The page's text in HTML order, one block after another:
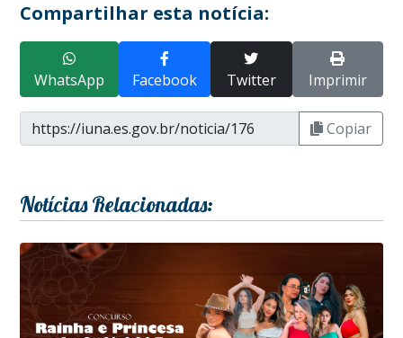
Compartilhar esta notícia:
WhatsApp Facebook Twitter Imprimir
Copiar
Notícias Relacionadas: